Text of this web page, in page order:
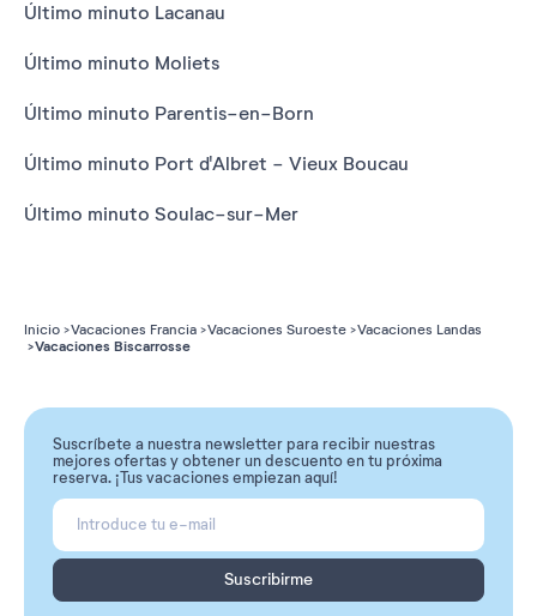
Último minuto Lacanau
Último minuto Moliets
Último minuto Parentis-en-Born
Último minuto Port d'Albret - Vieux Boucau
Último minuto Soulac-sur-Mer
Inicio Vacaciones Francia Vacaciones Suroeste Vacaciones Landas
Vacaciones Biscarrosse
Suscríbete a nuestra newsletter para recibir nuestras
mejores ofertas y obtener un descuento en tu próxima
reserva. ¡Tus vacaciones empiezan aquí!
Suscribirme